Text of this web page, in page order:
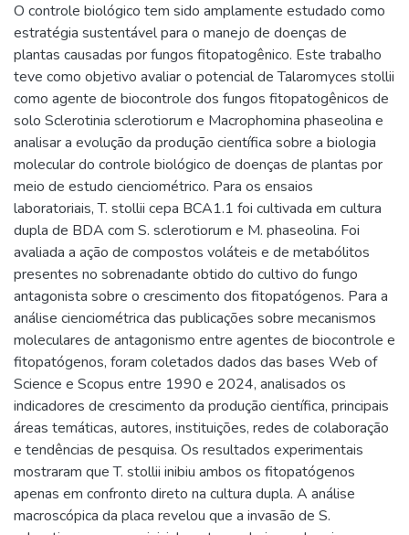
O controle biológico tem sido amplamente estudado como
estratégia sustentável para o manejo de doenças de
plantas causadas por fungos fitopatogênico. Este trabalho
teve como objetivo avaliar o potencial de Talaromyces stollii
como agente de biocontrole dos fungos fitopatogênicos de
solo Sclerotinia sclerotiorum e Macrophomina phaseolina e
analisar a evolução da produção científica sobre a biologia
molecular do controle biológico de doenças de plantas por
meio de estudo cienciométrico. Para os ensaios
laboratoriais, T. stollii cepa BCA1.1 foi cultivada em cultura
dupla de BDA com S. sclerotiorum e M. phaseolina. Foi
avaliada a ação de compostos voláteis e de metabólitos
presentes no sobrenadante obtido do cultivo do fungo
antagonista sobre o crescimento dos fitopatógenos. Para a
análise cienciométrica das publicações sobre mecanismos
moleculares de antagonismo entre agentes de biocontrole e
fitopatógenos, foram coletados dados das bases Web of
Science e Scopus entre 1990 e 2024, analisados os
indicadores de crescimento da produção científica, principais
áreas temáticas, autores, instituições, redes de colaboração
e tendências de pesquisa. Os resultados experimentais
mostraram que T. stollii inibiu ambos os fitopatógenos
apenas em confronto direto na cultura dupla. A análise
macroscópica da placa revelou que a invasão de S.